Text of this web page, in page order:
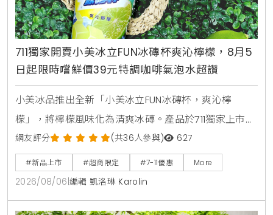
711獨家開賣小美冰立FUN冰磚杯爽沁檸檬，8月5
日起限時嚐鮮價39元特調咖啡氣泡水超讚
小美冰品推出全新「小美冰立FUN冰磚杯，爽沁檸
檬」，將檸檬風味化為清爽冰磚。產品於711獨家上市，
2026年8月5日至9月1日享嚐鮮價39元。顆粒狀冰磚可
直接食用，也能加入氣泡水或咖啡混搭出夏日特調飲
品。
網友評分 (共36人參與) 627
#新品上市 #超商限定 #7-11優惠 More
2026/08/06 編輯 凱洛琳 Karolin